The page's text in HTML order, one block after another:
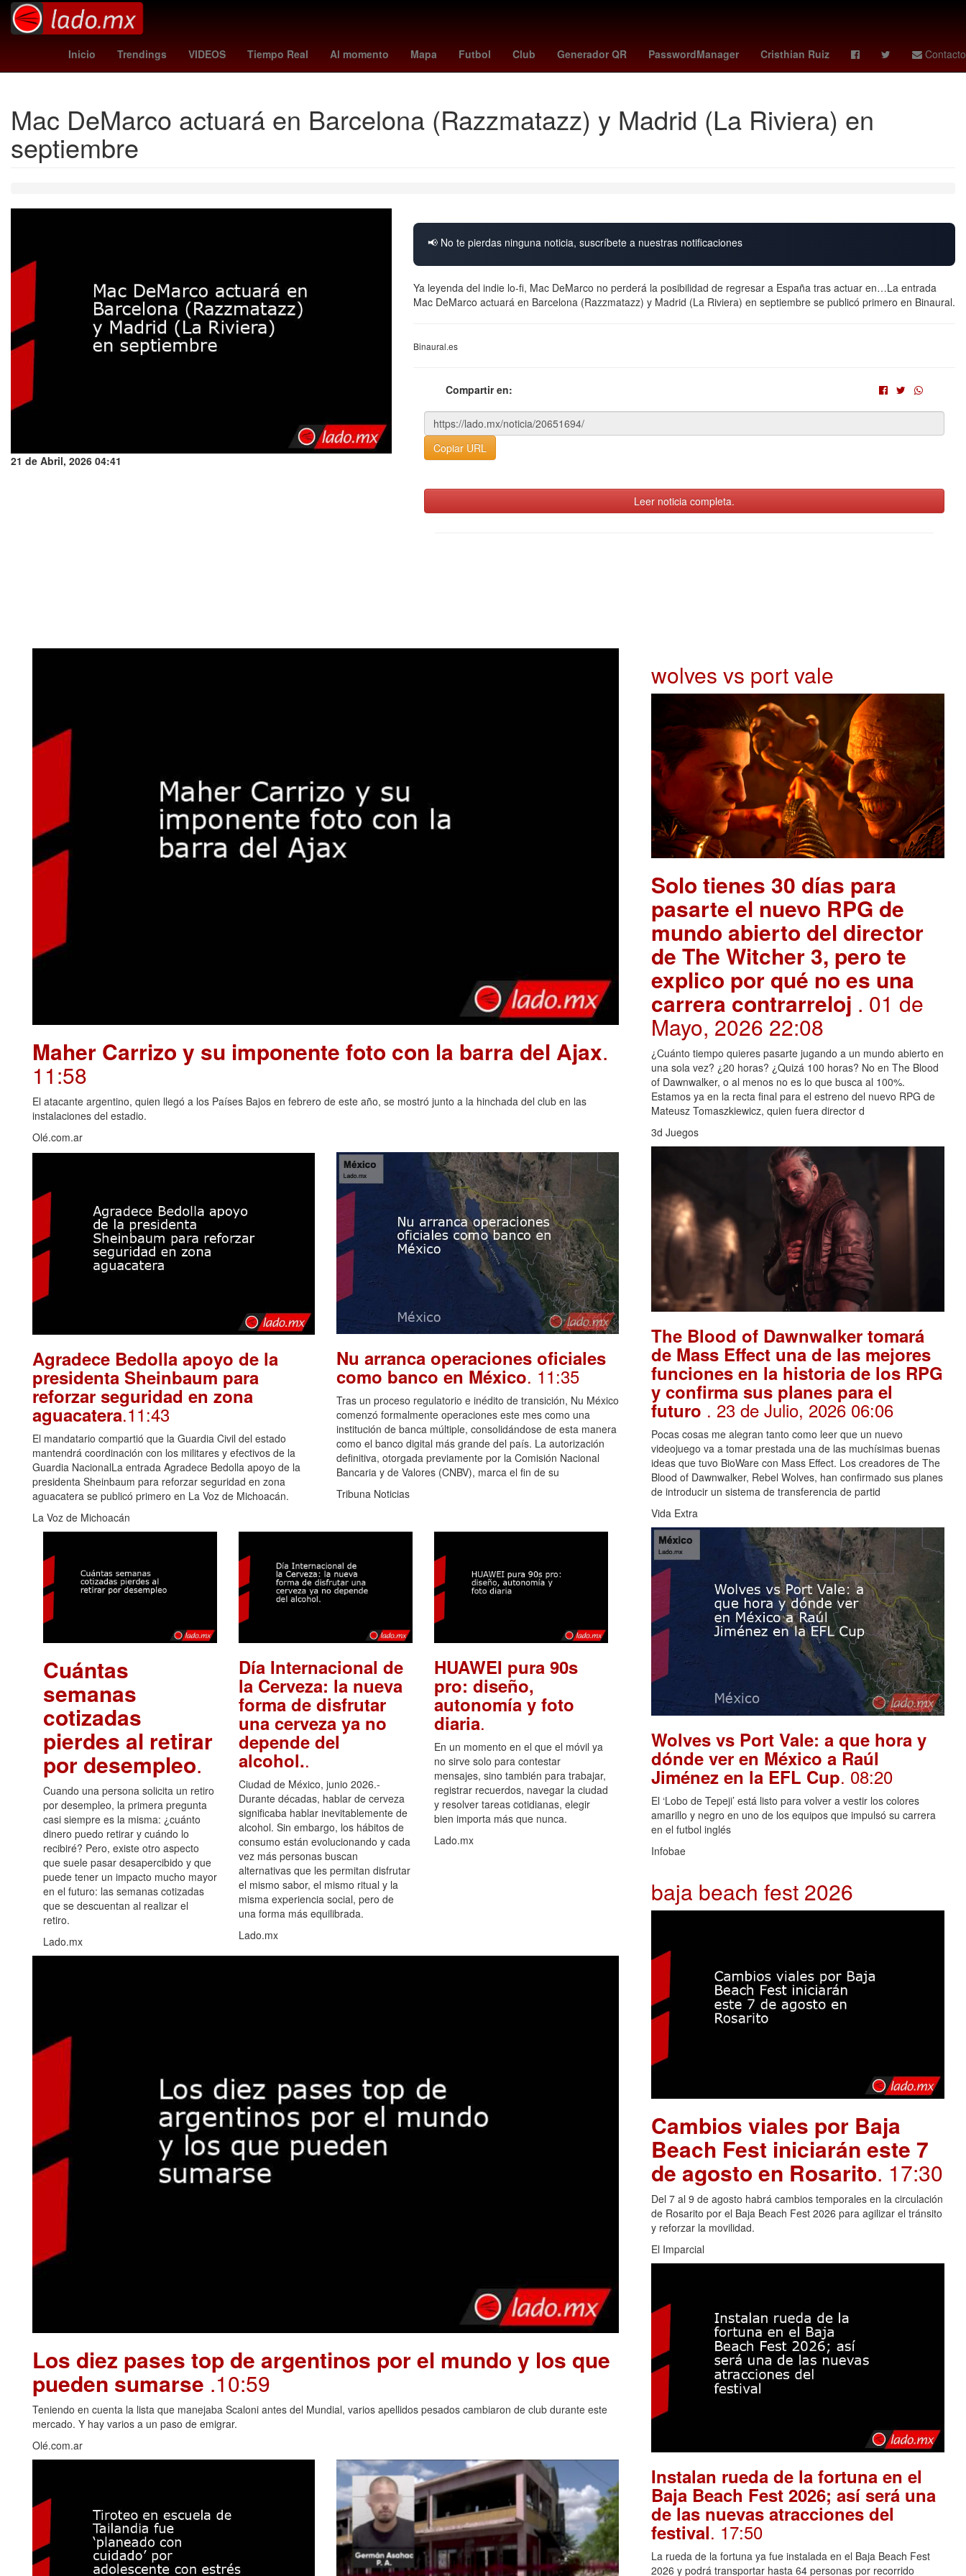
Inicio Trendings VIDEOS Tiempo Real Al momento Mapa Futbol Club Generador QR PasswordManager Cristhian Ruiz Contacto
wolves Nueva York Senador Argentina Star Wars Semana Santa Empresa HBO Verónica Castro Desalojo
Mac DeMarco actuará en Barcelona (Razzmatazz) y Madrid (La Riviera) en
septiembre
21 de Abril, 2026 04:41
📢 No te pierdas ninguna noticia, suscríbete a nuestras notificaciones
Ya leyenda del indie lo-fi, Mac DeMarco no perderá la posibilidad de regresar a España tras actuar en…La entrada
Mac DeMarco actuará en Barcelona (Razzmatazz) y Madrid (La Riviera) en septiembre se publicó primero en Binaural.
Binaural.es
Compartir en:
Copiar URL
Leer noticia completa.
Maher Carrizo y su imponente foto con la barra del Ajax.
11:58
El atacante argentino, quien llegó a los Países Bajos en febrero de este año, se mostró junto a la hinchada del club en las
instalaciones del estadio.
Olé.com.ar
Agradece Bedolla apoyo de la
presidenta Sheinbaum para
reforzar seguridad en zona
aguacatera.11:43
El mandatario compartió que la Guardia Civil del estado
mantendrá coordinación con los militares y efectivos de la
Guardia NacionalLa entrada Agradece Bedolla apoyo de la
presidenta Sheinbaum para reforzar seguridad en zona
aguacatera se publicó primero en La Voz de Michoacán.
La Voz de Michoacán
Nu arranca operaciones oficiales
como banco en México. 11:35
Tras un proceso regulatorio e inédito de transición, Nu México
comenzó formalmente operaciones este mes como una
institución de banca múltiple, consolidándose de esta manera
como el banco digital más grande del país. La autorización
definitiva, otorgada previamente por la Comisión Nacional
Bancaria y de Valores (CNBV), marca el fin de su
Tribuna Noticias
Cuántas
semanas
cotizadas
pierdes al retirar
por desempleo.
Cuando una persona solicita un retiro
por desempleo, la primera pregunta
casi siempre es la misma: ¿cuánto
dinero puedo retirar y cuándo lo
recibiré? Pero, existe otro aspecto
que suele pasar desapercibido y que
puede tener un impacto mucho mayor
en el futuro: las semanas cotizadas
que se descuentan al realizar el
retiro.
Lado.mx
Día Internacional de
la Cerveza: la nueva
forma de disfrutar
una cerveza ya no
depende del
alcohol..
Ciudad de México, junio 2026.-
Durante décadas, hablar de cerveza
significaba hablar inevitablemente de
alcohol. Sin embargo, los hábitos de
consumo están evolucionando y cada
vez más personas buscan
alternativas que les permitan disfrutar
el mismo sabor, el mismo ritual y la
misma experiencia social, pero de
una forma más equilibrada.
Lado.mx
HUAWEI pura 90s
pro: diseño,
autonomía y foto
diaria.
En un momento en el que el móvil ya
no sirve solo para contestar
mensajes, sino también para trabajar,
registrar recuerdos, navegar la ciudad
y resolver tareas cotidianas, elegir
bien importa más que nunca.
Lado.mx
Los diez pases top de argentinos por el mundo y los que
pueden sumarse .10:59
Teniendo en cuenta la lista que manejaba Scaloni antes del Mundial, varios apellidos pesados cambiaron de club durante este
mercado. Y hay varios a un paso de emigrar.
Olé.com.ar
wolves vs port vale
Solo tienes 30 días para
pasarte el nuevo RPG de
mundo abierto del director
de The Witcher 3, pero te
explico por qué no es una
carrera contrarreloj . 01 de
Mayo, 2026 22:08
¿Cuánto tiempo quieres pasarte jugando a un mundo abierto en
una sola vez? ¿20 horas? ¿Quizá 100 horas? No en The Blood
of Dawnwalker, o al menos no es lo que busca al 100%.
Estamos ya en la recta final para el estreno del nuevo RPG de
Mateusz Tomaszkiewicz, quien fuera director d
3d Juegos
The Blood of Dawnwalker tomará
de Mass Effect una de las mejores
funciones en la historia de los RPG
y confirma sus planes para el
futuro . 23 de Julio, 2026 06:06
Pocas cosas me alegran tanto como leer que un nuevo
videojuego va a tomar prestada una de las muchísimas buenas
ideas que tuvo BioWare con Mass Effect. Los creadores de The
Blood of Dawnwalker, Rebel Wolves, han confirmado sus planes
de introducir un sistema de transferencia de partid
Vida Extra
Wolves vs Port Vale: a que hora y
dónde ver en México a Raúl
Jiménez en la EFL Cup. 08:20
El ‘Lobo de Tepeji’ está listo para volver a vestir los colores
amarillo y negro en uno de los equipos que impulsó su carrera
en el futbol inglés
Infobae
baja beach fest 2026
Cambios viales por Baja
Beach Fest iniciarán este 7
de agosto en Rosarito. 17:30
Del 7 al 9 de agosto habrá cambios temporales en la circulación
de Rosarito por el Baja Beach Fest 2026 para agilizar el tránsito
y reforzar la movilidad.
El Imparcial
Instalan rueda de la fortuna en el
Baja Beach Fest 2026; así será una
de las nuevas atracciones del
festival. 17:50
La rueda de la fortuna ya fue instalada en el Baja Beach Fest
2026 y podrá transportar hasta 64 personas por recorrido